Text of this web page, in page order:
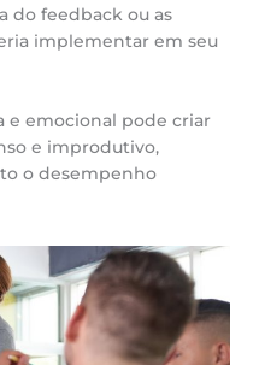
do feedback ou as
implementar em seu
e emocional pode criar
e improdutivo,
o desempenho